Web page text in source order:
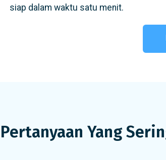
siap dalam waktu satu menit.
Pertanyaan Yang